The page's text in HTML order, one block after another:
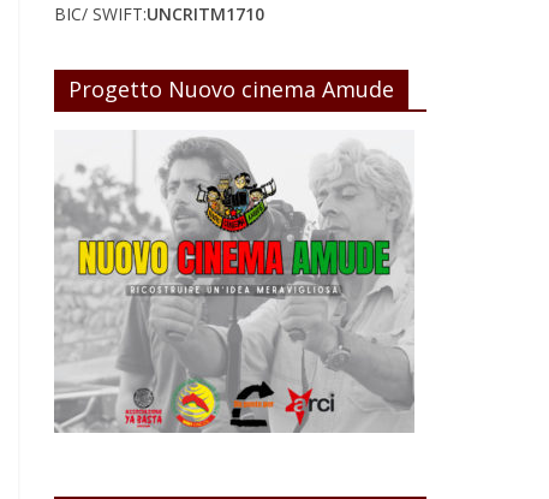
BIC/ SWIFT:UNCRITM1710
Progetto Nuovo cinema Amude